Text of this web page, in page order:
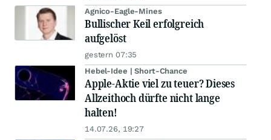
Agnico-Eagle-Mines
Bullischer Keil erfolgreich
aufgelöst
gestern 07:35
Hebel-Idee | Short-Chance
Apple-Aktie viel zu teuer? Dieses
Allzeithoch dürfte nicht lange
halten!
14.07.26, 19:27